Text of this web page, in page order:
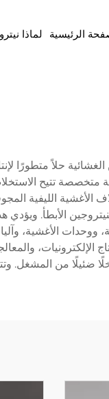
الرئيسية لماذا
متخصصة تتيح
الأغشية الليفية
ووحدات الأغشية،
الإلكترونيات،
ضئيلًا من المشغل.